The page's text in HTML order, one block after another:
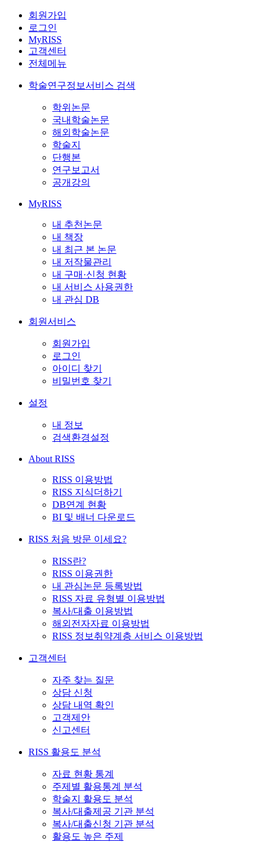
회원가입
로그인
MyRISS
고객센터
전체메뉴
학술연구정보서비스 검색
학위논문
국내학술논문
해외학술논문
학술지
단행본
연구보고서
공개강의
MyRISS
내 추천논문
내 책장
내 최근 본 논문
내 저작물관리
내 구매·신청 현황
내 서비스 사용권한
내 관심 DB
회원서비스
회원가입
로그인
아이디 찾기
비밀번호 찾기
설정
내 정보
검색환경설정
About RISS
RISS 이용방법
RISS 지식더하기
DB연계 현황
BI 및 배너 다운로드
RISS 처음 방문 이세요?
RISS란?
RISS 이용권한
내 관심논문 등록방법
RISS 자료 유형별 이용방법
복사/대출 이용방법
해외전자자료 이용방법
RISS 정보취약계층 서비스 이용방법
고객센터
자주 찾는 질문
상담 신청
상담 내역 확인
고객제안
신고센터
RISS 활용도 분석
자료 현황 통계
주제별 활용통계 분석
학술지 활용도 분석
복사/대출제공 기관 분석
복사/대출신청 기관 분석
활용도 높은 주제